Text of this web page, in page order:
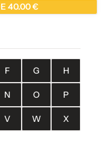
40.00 €
F G H
N O P
V W X